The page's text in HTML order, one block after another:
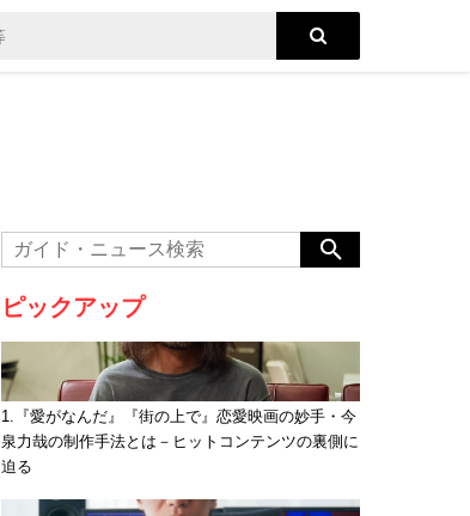
ピックアップ
1.『愛がなんだ』『街の上で』恋愛映画の妙手・今
泉力哉の制作手法とは－ヒットコンテンツの裏側に
迫る